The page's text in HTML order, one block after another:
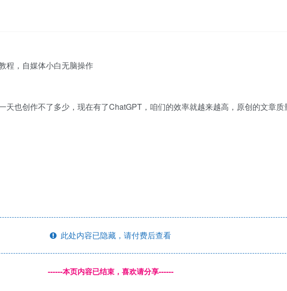
也创作不了多少，现在有了ChatGPT，咱们的效率就越来越高，原创的文章
此处内容已隐藏，请付费后查看
------本页内容已结束，喜欢请分享------